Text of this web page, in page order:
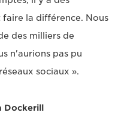
faire la différence. Nous
des milliers de
n'aurions pas pu
sociaux ».
Dockerill